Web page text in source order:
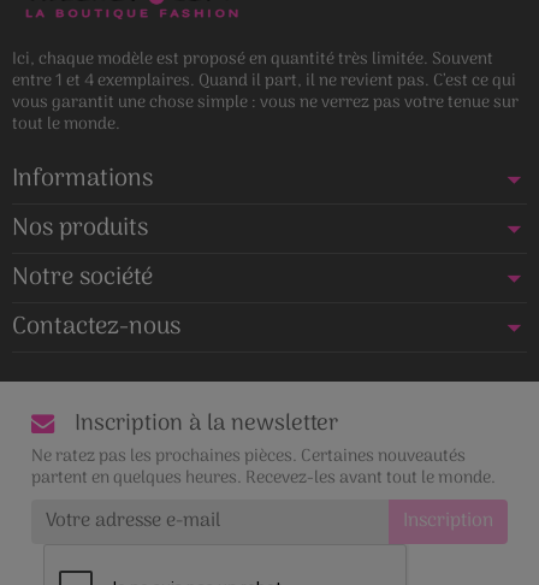
Ici, chaque modèle est proposé en quantité très limitée. Souvent
entre 1 et 4 exemplaires. Quand il part, il ne revient pas. C’est ce qui
vous garantit une chose simple : vous ne verrez pas votre tenue sur
tout le monde.
Informations
Nos produits
Notre société
Contactez-nous
Inscription à la newsletter
Ne ratez pas les prochaines pièces. Certaines nouveautés
partent en quelques heures. Recevez-les avant tout le monde.